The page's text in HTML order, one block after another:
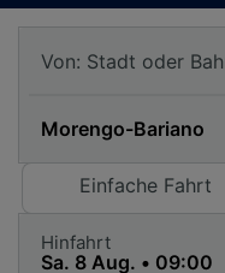
Einfache Fahrt
Hinfahrt